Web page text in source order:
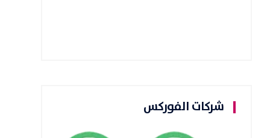
شركات الفوركس